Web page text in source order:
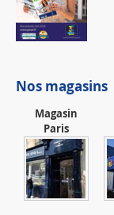
Nos magasins
Magasin
Paris